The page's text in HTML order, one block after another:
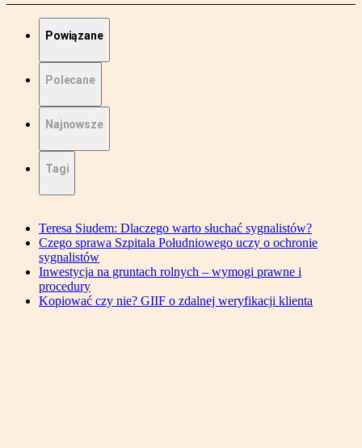
Powiązane
Polecane
Najnowsze
Tagi
Teresa Siudem: Dlaczego warto słuchać sygnalistów?
Czego sprawa Szpitala Południowego uczy o ochronie
sygnalistów
Inwestycja na gruntach rolnych – wymogi prawne i
procedury
Kopiować czy nie? GIIF o zdalnej weryfikacji klienta